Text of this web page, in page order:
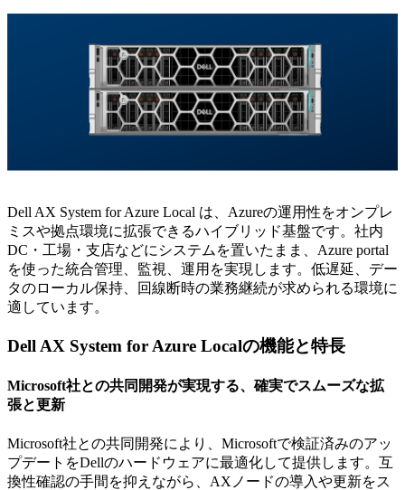
Dell AX System for Azure Local は、Azureの運用性をオンプレ
ミスや拠点環境に拡張できるハイブリッド基盤です。社内
DC・工場・支店などにシステムを置いたまま、Azure portal
を使った統合管理、監視、運用を実現します。低遅延、デー
タのローカル保持、回線断時の業務継続が求められる環境に
適しています。
Dell AX System for Azure Localの機能と特長
Microsoft社との共同開発が実現する、確実でスムーズな拡
張と更新
Microsoft社との共同開発により、Microsoftで検証済みのアッ
プデートをDellのハードウェアに最適化して提供します。互
換性確認の手間を抑えながら、AXノードの導入や更新をス